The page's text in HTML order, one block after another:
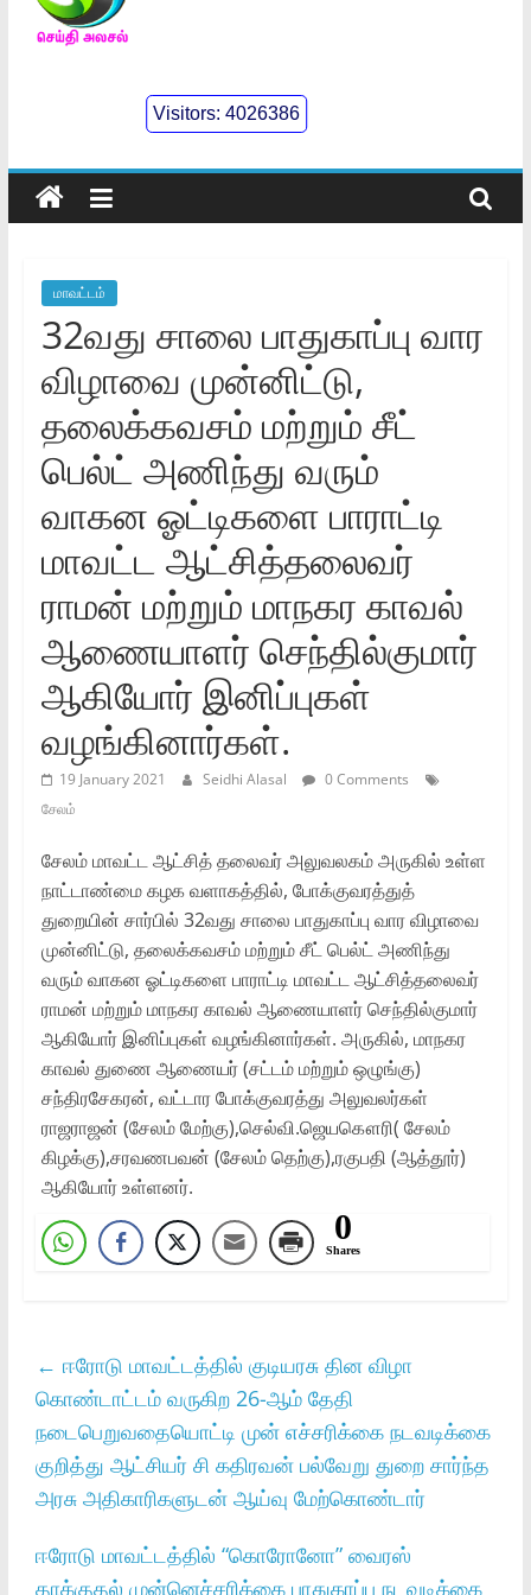
செய்திஅலசல்
Seidhialasal
Tamil
Online
Visitors:4026386
மாவட்டம்
32வது சாலை பாதுகாப்பு வார
விழாவை முன்னிட்டு,
தலைக்கவசம் மற்றும் சீட்
பெல்ட் அணிந்து வரும்
வாகன ஓட்டிகளை பாராட்டி
மாவட்ட ஆட்சித்தலைவர்
ராமன் மற்றும் மாநகர காவல்
ஆணையாளர் செந்தில்குமார்
ஆகியோர் இனிப்புகள்
வழங்கினார்கள்.
19 January 2021 Seidhi Alasal
0 Comments
சேலம்
சேலம் மாவட்ட ஆட்சித் தலைவர் அலுவலகம் அருகில் உள்ள
நாட்டாண்மை கழக வளாகத்தில், போக்குவரத்துத்
துறையின் சார்பில் 32வது சாலை பாதுகாப்பு வார விழாவை
முன்னிட்டு, தலைக்கவசம் மற்றும் சீட் பெல்ட் அணிந்து
வரும் வாகன ஓட்டிகளை பாராட்டி மாவட்ட ஆட்சித்தலைவர்
ராமன் மற்றும் மாநகர காவல் ஆணையாளர் செந்தில்குமார்
ஆகியோர் இனிப்புகள் வழங்கினார்கள். அருகில், மாநகர
காவல் துணை ஆணையர் (சட்டம் மற்றும் ஒழுங்கு)
சந்திரசேகரன், வட்டார போக்குவரத்து அலுவலர்கள்
ராஜராஜன் (சேலம் மேற்கு),செல்வி.ஜெயகௌரி( சேலம்
கிழக்கு),சரவணபவன் (சேலம் தெற்கு),ரகுபதி (ஆத்தூர்)
ஆகியோர் உள்ளனர்.
0
Shares
← ஈரோடு மாவட்டத்தில் குடியரசு தின விழா
கொண்டாட்டம் வருகிற 26-ஆம் தேதி
நடைபெறுவதையொட்டி முன் எச்சரிக்கை நடவடிக்கை
குறித்து ஆட்சியர் சி கதிரவன் பல்வேறு துறை சார்ந்த
அரசு அதிகாரிகளுடன் ஆய்வு மேற்கொண்டார்
ஈரோடு மாவட்டத்தில் “கொரோனோ” வைரஸ்
தாக்குதல் முன்னெச்சரிக்கை பாதுகாப்பு நடவடிக்கை